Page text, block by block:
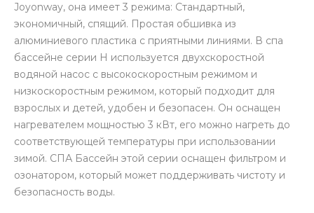
Joyonway, она имеет 3 режима: Стандартный,
экономичный, спящий. Простая обшивка из
алюминиевого пластика с приятными линиями. В спа
бассейне серии H используется двухскоростной
водяной насос с высокоскоростным режимом и
низкоскоростным режимом, который подходит для
взрослых и детей, удобен и безопасен. Он оснащен
нагревателем мощностью 3 кВт, его можно нагреть до
соответствующей температуры при использовании
зимой. СПА Бассейн этой серии оснащен фильтром и
озонатором, который может поддерживать чистоту и
безопасность воды.